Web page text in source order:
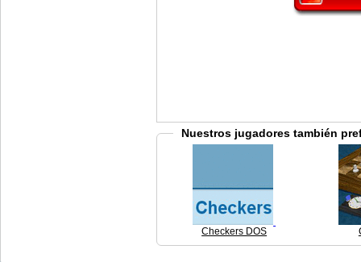
Nuestros jugadores también
Checkers DOS